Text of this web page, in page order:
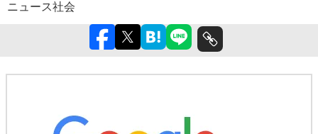
ニュース社会